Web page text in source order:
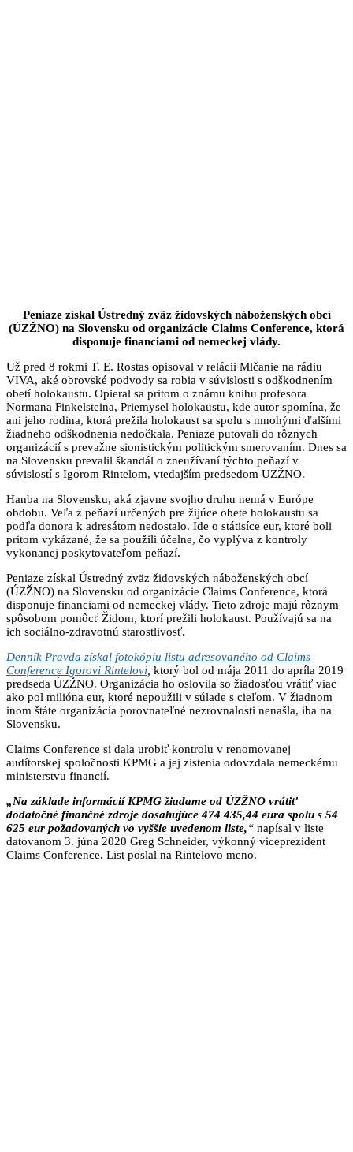
Peniaze získal Ústredný zväz židovských náboženských obcí
(ÚZŽNO) na Slovensku od organizácie Claims Conference, ktorá
disponuje financiami od nemeckej vlády.
Už pred 8 rokmi T. E. Rostas opisoval v relácii Mlčanie na rádiu
VIVA, aké obrovské podvody sa robia v súvislosti s odškodnením
obetí holokaustu. Opieral sa pritom o známu knihu profesora
Normana Finkelsteina, Priemysel holokaustu, kde autor spomína, že
ani jeho rodina, ktorá prežila holokaust sa spolu s mnohými ďalšími
žiadneho odškodnenia nedočkala. Peniaze putovali do rôznych
organizácií s prevažne sionistickým politickým smerovaním. Dnes sa
na Slovensku prevalil škandál o zneužívaní týchto peňazí v
súvislostí s Igorom Rintelom, vtedajším predsedom UZŽNO.
Hanba na Slovensku, aká zjavne svojho druhu nemá v Európe
obdobu. Veľa z peňazí určených pre žijúce obete holokaustu sa
podľa donora k adresátom nedostalo. Ide o státisíce eur, ktoré boli
pritom vykázané, že sa použili účelne, čo vyplýva z kontroly
vykonanej poskytovateľom peňazí.
Peniaze získal Ústredný zväz židovských náboženských obcí
(ÚZŽNO) na Slovensku od organizácie Claims Conference, ktorá
disponuje financiami od nemeckej vlády. Tieto zdroje majú rôznym
spôsobom pomôcť Židom, ktorí prežili holokaust. Používajú sa na
ich sociálno-zdravotnú starostlivosť.
Denník Pravda získal fotokópiu listu adresovaného od Claims
Conference Igorovi Rintelovi ktorý bol od mája 2011 do apríla 2019
predseda ÚZŽNO. Organizácia ho oslovila so žiadosťou vrátiť viac
ako pol milióna eur, ktoré nepoužili v súlade s cieľom. V žiadnom
inom štáte organizácia porovnateľné nezrovnalosti nenašla, iba na
Slovensku.
Claims Conference si dala urobiť kontrolu v renomovanej
audítorskej spoločnosti KPMG a jej zistenia odovzdala nemeckému
ministerstvu financií.
„Na základe informácií KPMG žiadame od ÚZŽNO vrátiť
dodatočné finančné zdroje dosahujúce 474 435,44 eura spolu s 54
625 eur požadovaných vo vyššie uvedenom liste,“ napísal v liste
datovanom 3. júna 2020 Greg Schneider, výkonný viceprezident
Claims Conference. List poslal na Rintelovo meno.